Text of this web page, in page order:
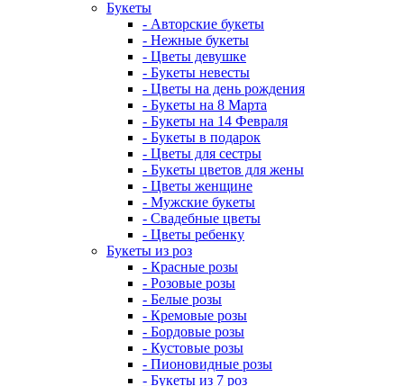
Букеты
- Авторские букеты
- Нежные букеты
- Цветы девушке
- Букеты невесты
- Цветы на день рождения
- Букеты на 8 Марта
- Букеты на 14 Февраля
- Букеты в подарок
- Цветы для сестры
- Букеты цветов для жены
- Цветы женщине
- Мужские букеты
- Свадебные цветы
- Цветы ребенку
Букеты из роз
- Красные розы
- Розовые розы
- Белые розы
- Кремовые розы
- Бордовые розы
- Кустовые розы
- Пионовидные розы
- Букеты из 7 роз